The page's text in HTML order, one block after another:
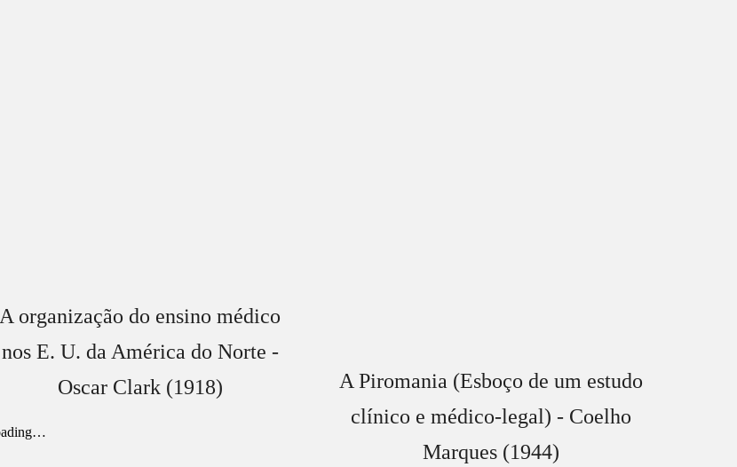
A organização do ensino médico
nos E. U. da América do Norte -
Oscar Clark (1918)
A Piromania (Esboço de um estudo
clínico e médico-legal) - Coelho
Marques (1944)